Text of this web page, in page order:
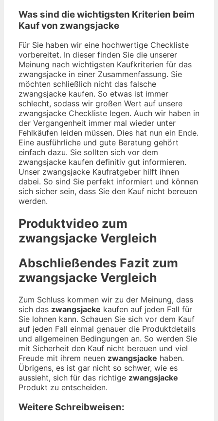
Was sind die wichtigsten Kriterien beim
Kauf von zwangsjacke
Für Sie haben wir eine hochwertige Checkliste
vorbereitet. In dieser finden Sie die unserer
Meinung nach wichtigsten Kaufkriterien für das
zwangsjacke in einer Zusammenfassung. Sie
möchten schließlich nicht das falsche
zwangsjacke kaufen. So etwas ist immer
schlecht, sodass wir großen Wert auf unsere
zwangsjacke Checkliste legen. Auch wir haben in
der Vergangenheit immer mal wieder unter
Fehlkäufen leiden müssen. Dies hat nun ein Ende.
Eine ausführliche und gute Beratung gehört
einfach dazu. Sie sollten sich vor dem
zwangsjacke kaufen definitiv gut informieren.
Unser zwangsjacke Kaufratgeber hilft ihnen
dabei. So sind Sie perfekt informiert und können
sich sicher sein, dass Sie den Kauf nicht bereuen
werden.
Produktvideo zum
zwangsjacke Vergleich
Abschließendes Fazit zum
zwangsjacke Vergleich
Zum Schluss kommen wir zu der Meinung, dass
sich das zwangsjacke kaufen auf jeden Fall für
Sie lohnen kann. Schauen Sie sich vor dem Kauf
auf jeden Fall einmal genauer die Produktdetails
und allgemeinen Bedingungen an. So werden Sie
mit Sicherheit den Kauf nicht bereuen und viel
Freude mit ihrem neuen zwangsjacke haben.
Übrigens, es ist gar nicht so schwer, wie es
aussieht, sich für das richtige zwangsjacke
Produkt zu entscheiden.
Weitere Schreibweisen: